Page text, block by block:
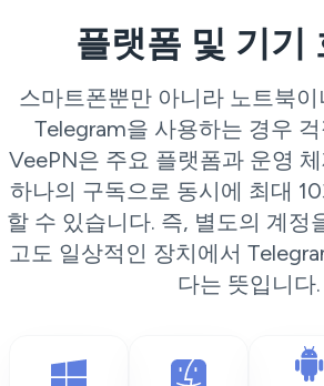
플랫폼 및 기기
스마트폰뿐만 아니라 노트북
Telegram을 사용하는 경우
VeePN은 주요 플랫폼과 운영
하나의 구독으로 동시에 최대
할 수 있습니다. 즉, 별도의 계정
고도 일상적인 장치에서
다는 뜻입니다.